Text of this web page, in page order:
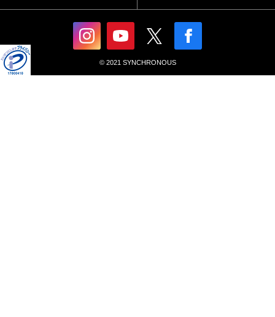
© 2021 SYNCHRONOUS